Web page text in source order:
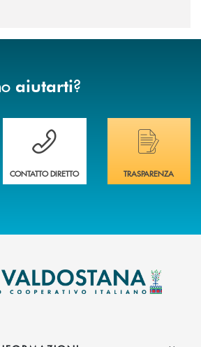
aiutarti?
teHai bisogno di assistenza immediata ?
CONTATTO DIRETTO
Hai bisogno di
TRASPARENZA